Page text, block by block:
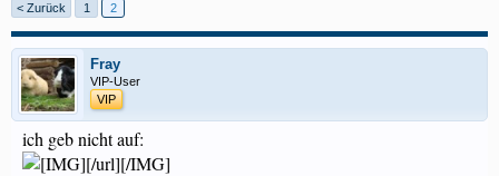
< Zurück 1 2
Fray
VIP-User
VIP
ich geb nicht auf:
[/url][/IMG]